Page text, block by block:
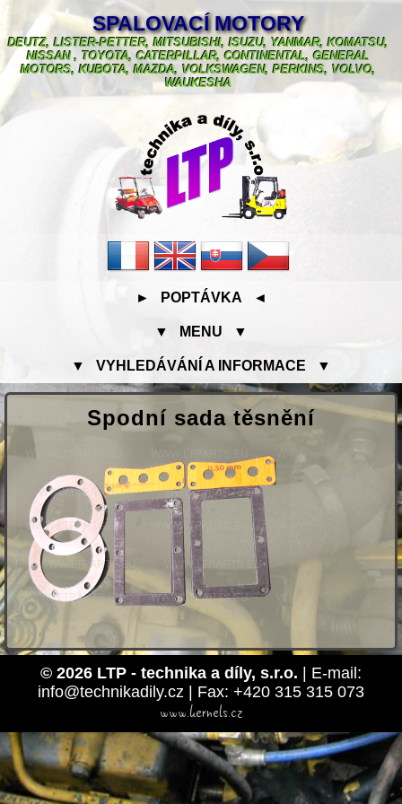
SPALOVACÍ MOTORY
DEUTZ, LISTER-PETTER, MITSUBISHI, ISUZU, YANMAR, KOMATSU,
NISSAN , TOYOTA, CATERPILLAR, CONTINENTAL, GENERAL
MOTORS, KUBOTA, MAZDA, VOLKSWAGEN, PERKINS, VOLVO,
WAUKESHA
► POPTÁVKA ◄
▼ MENU ▼
▼ VYHLEDÁVÁNÍ A INFORMACE ▼
Spodní sada těsnění
© 2026 LTP - technika a díly, s.r.o. | E-mail:
info@technikadily.cz | Fax: +420 315 315 073
www.kernels.cz